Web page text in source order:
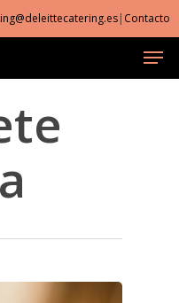
| Contacto
Close
Menu